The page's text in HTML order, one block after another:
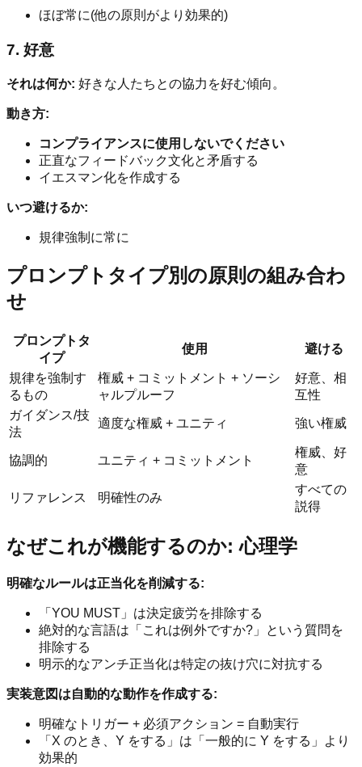
ほぼ常に(他の原則がより効果的)
7. 好意
それは何か: 好きな人たちとの協力を好む傾向。
動き方:
コンプライアンスに使用しないでください
正直なフィードバック文化と矛盾する
イエスマン化を作成する
いつ避けるか:
規律強制に常に
プロンプトタイプ別の原則の組み合わ
せ
プロンプトタ
イプ
使用 避ける
規律を強制す
るもの
権威 + コミットメント + ソーシ
ャルプルーフ
好意、相
互性
ガイダンス/技
法
適度な権威 + ユニティ 強い権威
協調的 ユニティ + コミットメント
権威、好
意
リファレンス 明確性のみ
すべての
説得
なぜこれが機能するのか: 心理学
明確なルールは正当化を削減する:
「YOU MUST」は決定疲労を排除する
絶対的な言語は「これは例外ですか?」という質問を
排除する
明示的なアンチ正当化は特定の抜け穴に対抗する
実装意図は自動的な動作を作成する:
明確なトリガー + 必須アクション = 自動実行
「X のとき、Y をする」は「一般的に Y をする」より
効果的